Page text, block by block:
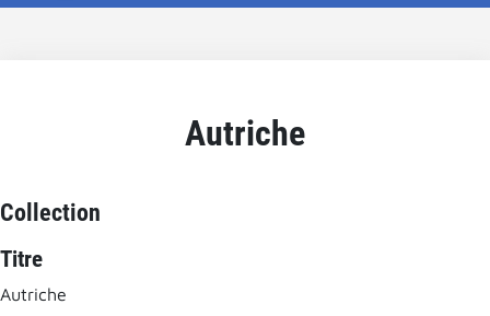
Autriche
Collection
Titre
Autriche